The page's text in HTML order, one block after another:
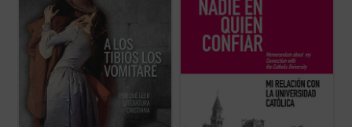
chavales una pasión literaria y también
comunicaba un método de ...
constantes desencuentros con el
arzobispo Paul Cullen y la jerarquía
(ver ficha)